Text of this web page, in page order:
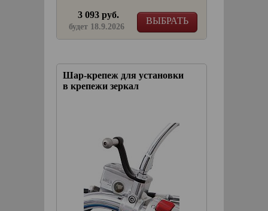
ВЫБРАТЬ
3 093 руб.
будет 18.9.2026
Шар-крепеж для установки
в крепежи зеркал